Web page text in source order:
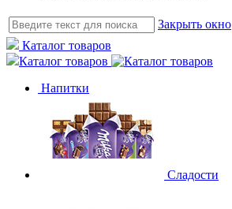
Закрыть окно
Каталог товаров
Каталог товаров
Напитки
Сладости